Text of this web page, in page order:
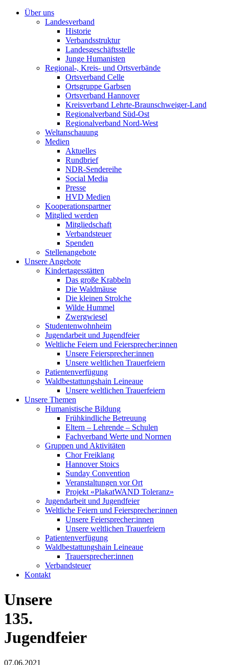
Über uns
Landesverband
Historie
Verbandsstruktur
Landesgeschäftsstelle
Junge Humanisten
Regional-, Kreis- und Ortsverbände
Ortsverband Celle
Ortsgruppe Garbsen
Ortsverband Hannover
Kreisverband Lehrte-Braunschweiger-Land
Regionalverband Süd-Ost
Regionalverband Nord-West
Weltanschauung
Medien
Aktuelles
Rundbrief
NDR-Sendereihe
Social Media
Presse
HVD Medien
Kooperationspartner
Mitglied werden
Mitgliedschaft
Verbandsteuer
Spenden
Stellenangebote
Unsere Angebote
Kindertagesstätten
Das große Krabbeln
Die Waldmäuse
Die kleinen Strolche
Wilde Hummel
Zwergwiesel
Studentenwohnheim
Jugendarbeit und Jugendfeier
Weltliche Feiern und Feiersprecher:innen
Unsere Feiersprecher:innen
Unsere weltlichen Trauerfeiern
Patientenverfügung
Waldbestattungshain Leineaue
Unsere weltlichen Trauerfeiern
Unsere Themen
Humanistische Bildung
Frühkindliche Betreuung
Eltern – Lehrende – Schulen
Fachverband Werte und Normen
Gruppen und Aktivitäten
Chor Freiklang
Hannover Stoics
Sunday Convention
Veranstaltungen vor Ort
Projekt «PlakatWAND Toleranz»
Jugendarbeit und Jugendfeier
Weltliche Feiern und Feiersprecher:innen
Unsere Feiersprecher:innen
Unsere weltlichen Trauerfeiern
Patientenverfügung
Waldbestattungshain Leineaue
Trauersprecher:innen
Verbandsteuer
Kontakt
Unsere
135.
Jugendfeier
07.06.2021